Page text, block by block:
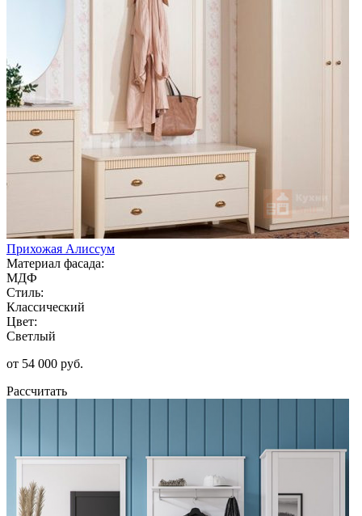
Прихожая Алиссум
Материал фасада:
МДФ
Стиль:
Классический
Цвет:
Светлый
от 54 000 руб.
Рассчитать